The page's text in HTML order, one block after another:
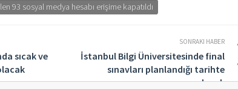
93 sosyal medya hesabı erişime kapatıldı
sıcak ve
SONRAKI HABER
İstanbul Bilgi Üniversitesinde final
sınavları planlandığı tarihte
yapılacak